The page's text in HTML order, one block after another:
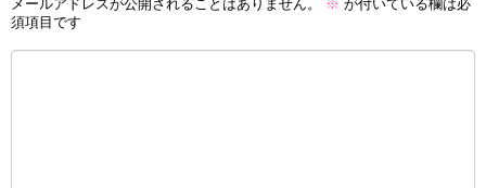
メールアドレスが公開されることはありません。 ※ が付いている欄は必
須項目です